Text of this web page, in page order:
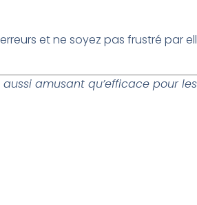
et ne soyez pas frustré par
amusant qu’efficace pour les